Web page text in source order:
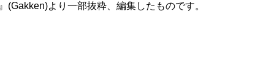
』(Gakken)より一部抜粋、編集したものです。